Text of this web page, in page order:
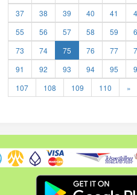
37
38 39 40 41
55
56 57 58 59
73
74 75 76 77
91
92 93 94 95
107
108 109 110 »